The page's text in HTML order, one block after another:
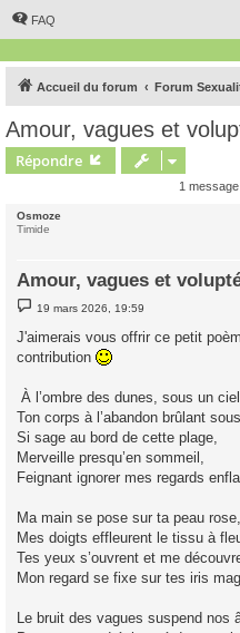
FAQ
Accueil du forum Forum
Amour, vagues et
Répondre
1 message
Osmoze
Timide
Amour, vagues et
M
e
s
s
a
19 mars 2026, 19:59
J'aimerais vous offrir ce petit
contribution
À l’ombre des dunes, sous un
Ton corps à l’abandon brûlant
Si sage au bord de cette plage,
Merveille presqu’en sommeil,
Feignant ignorer mes regards
Ma main se pose sur ta peau rose,
Mes doigts effleurent le tissu à
Tes yeux s’ouvrent et me
Mon regard se fixe sur tes iris
Le bruit des vagues suspend nos